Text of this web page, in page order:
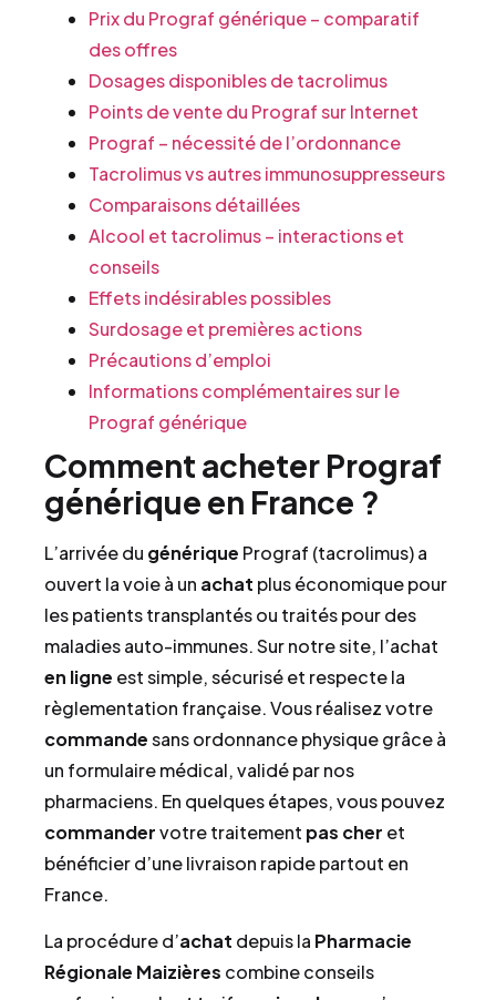
Prix du Prograf générique – comparatif
des offres
Dosages disponibles de tacrolimus
Points de vente du Prograf sur Internet
Prograf – nécessité de l’ordonnance
Tacrolimus vs autres immunosuppresseurs
Comparaisons détaillées
Alcool et tacrolimus – interactions et
conseils
Effets indésirables possibles
Surdosage et premières actions
Précautions d’emploi
Informations complémentaires sur le
Prograf générique
Comment acheter Prograf
générique en France ?
L’arrivée du générique Prograf (tacrolimus) a
ouvert la voie à un achat plus économique pour
les patients transplantés ou traités pour des
maladies auto-immunes. Sur notre site, l’achat
en ligne est simple, sécurisé et respecte la
règlementation française. Vous réalisez votre
commandesans ordonnance physique grâce à
un formulaire médical, validé par nos
pharmaciens. En quelques étapes, vous pouvez
commandervotre traitement pas cher et
bénéficier d’une livraison rapide partout en
France.
La procédure d’achat depuis la Pharmacie
Régionale Maizières combine conseils